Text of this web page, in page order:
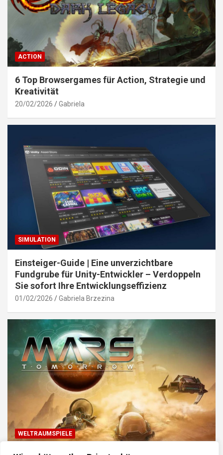
ACTION
6 Top Browsergames für Action, Strategie und
Kreativität
20/02/2026 Gabriela
SIMULATION
Einsteiger-Guide | Eine unverzichtbare
Fundgrube für Unity-Entwickler – Verdoppeln
Sie sofort Ihre Entwicklungseffizienz
01/02/2026 Gabriela Brzezina
WELTRAUMSPIELE